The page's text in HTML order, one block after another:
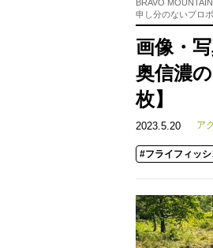
BRAVO MOUNTAIN
申し分のないプロ
画像・
奥信濃
枚】
2023.5.20 ア
#フライフィッ